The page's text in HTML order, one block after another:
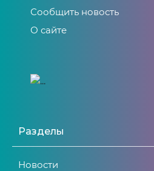
Сообщить новость
О сайте
Разделы
Новости